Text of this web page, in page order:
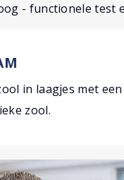
- functionele test
in laagjes met
zool.